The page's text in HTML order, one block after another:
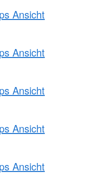
Ansicht
Ansicht
Ansicht
Ansicht
Ansicht